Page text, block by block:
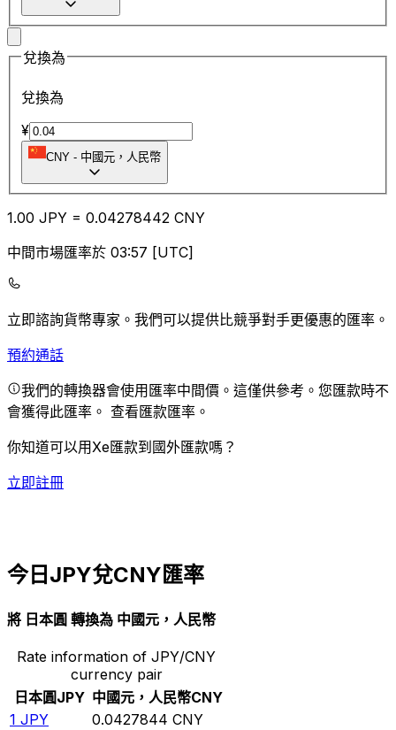
兌換為
兌換為
¥
CNY - 中國元，人民幣
1.00 JPY = 0.04278442 CNY
中間市場匯率於 03:57 [UTC]
立即諮詢貨幣專家。 我們可以提供比競爭對手更優惠的匯率。
預約通話
我們的轉換器會使用匯率中間價。這僅供參考。您匯款時不
會獲得此匯率。 查看匯款匯率。
你知道可以用Xe匯款到國外匯款嗎？
立即註冊
今日JPY兌CNY匯率
將 日本圓 轉換為 中國元，人民幣
Rate information of JPY/CNY
currency pair
日本圓JPY 中國元，人民幣CNY
1 JPY 0.0427844 CNY